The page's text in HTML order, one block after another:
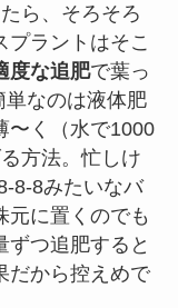
ら、そろそろ
ラントはそこ
度な追肥で葉っ
単なのは液体肥
〜く（水で1000
方法。忙しけ
8-8みたいなバ
元に置くのでも
ずつ追肥すると
だから控えめで